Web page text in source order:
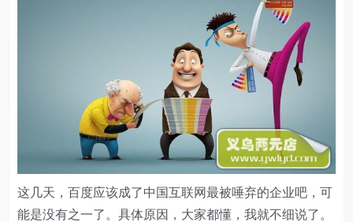
这几天，百度应该成了中国互联网最被唾弃的企业吧，可
能是没有之一了。具体原因，大家都懂，我就不细说了。